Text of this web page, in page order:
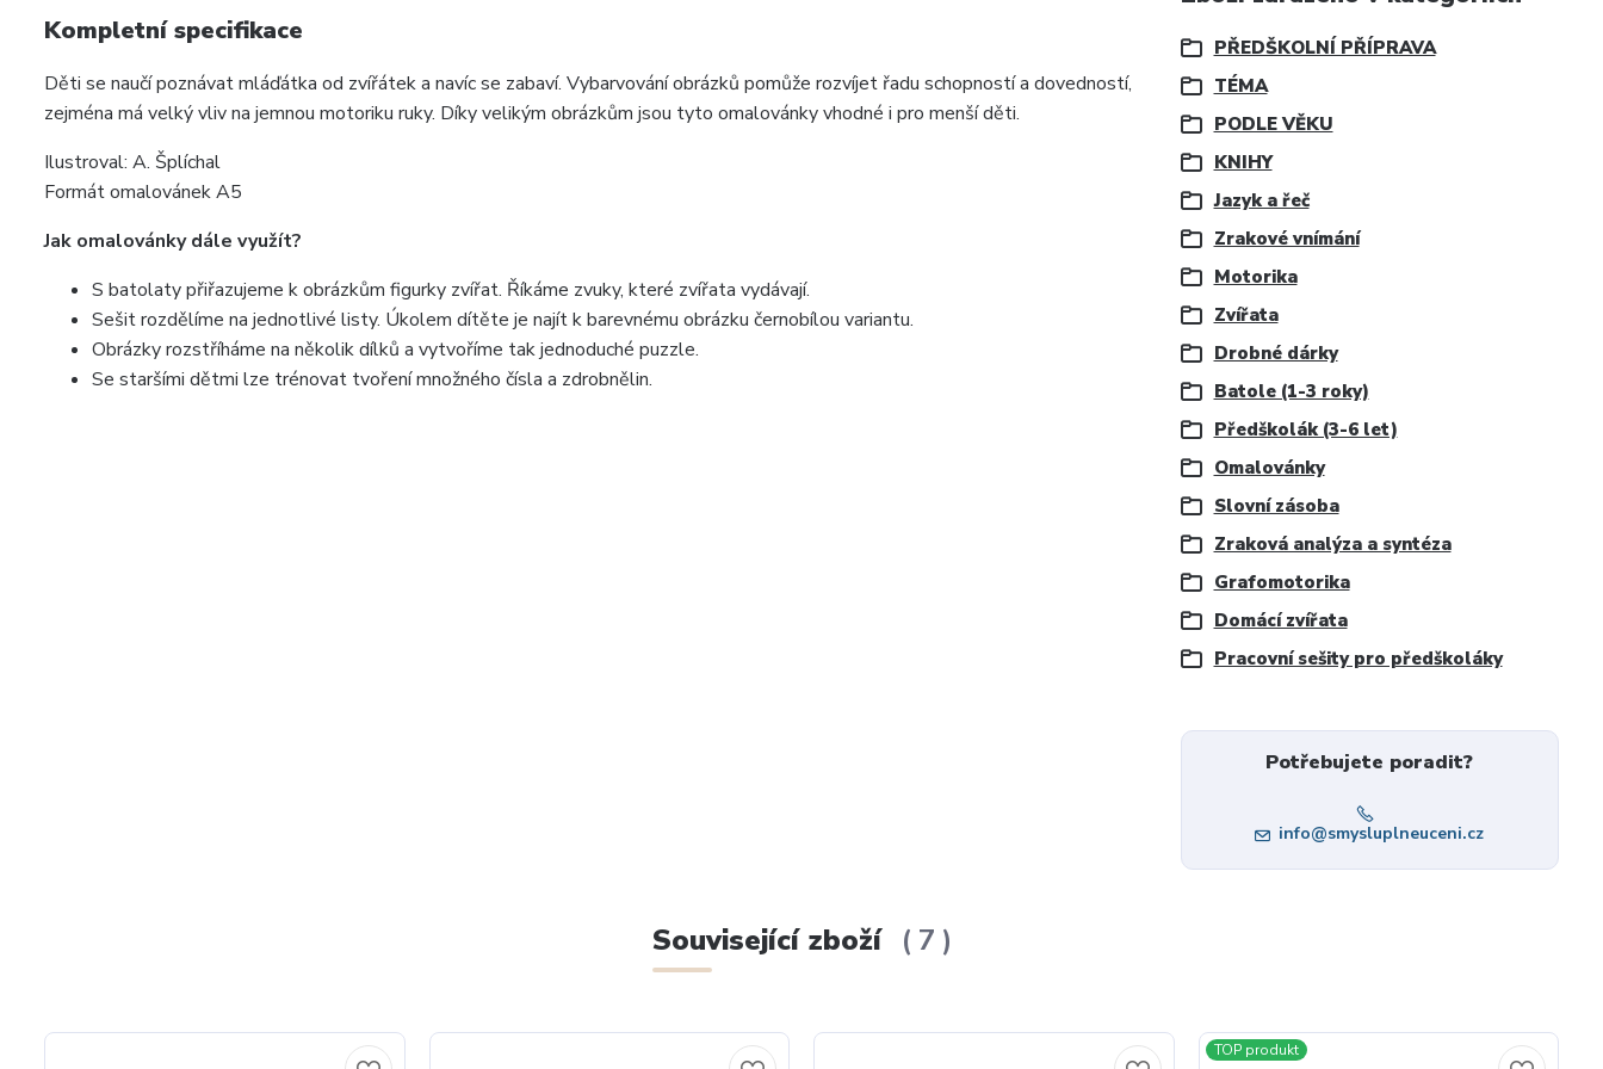
Kompletní specifikace
Děti se naučí poznávat mláďátka od zvířátek a navíc se zabaví. Vybarvování obrázků pomůže rozvíjet řadu schopností a dovedností,
zejména má velký vliv na jemnou motoriku ruky. Díky velikým obrázkům jsou tyto omalovánky vhodné i pro menší děti.
Ilustroval: A. Šplíchal
Formát omalovánek A5
Jak omalovánky dále využít?
S batolaty přiřazujeme k obrázkům figurky zvířat. Říkáme zvuky, které zvířata vydávají.
Sešit rozdělíme na jednotlivé listy. Úkolem dítěte je najít k barevnému obrázku černobílou variantu.
Obrázky rozstříháme na několik dílků a vytvoříme tak jednoduché puzzle.
Se staršími dětmi lze trénovat tvoření množného čísla a zdrobnělin.
PŘEDŠKOLNÍ PŘÍPRAVA
TÉMA
PODLE VĚKU
KNIHY
Jazyk a řeč
Zrakové vnímání
Motorika
Zvířata
Drobné dárky
Batole (1-3 roky)
Předškolák (3-6 let)
Omalovánky
Slovní zásoba
Zraková analýza a syntéza
Grafomotorika
Domácí zvířata
Pracovní sešity pro předškoláky
Potřebujete poradit?
info@smysluplneuceni.cz
Související zboží 7
TOP produkt